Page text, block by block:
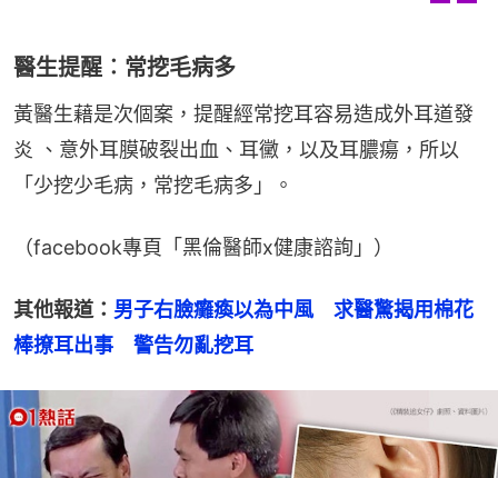
醫生提醒︰常挖毛病多
黃醫生藉是次個案，提醒經常挖耳容易造成外耳道發
炎 、意外耳膜破裂出血、耳黴，以及耳膿瘍，所以
「少挖少毛病，常挖毛病多」。
（facebook專頁「黑倫醫師x健康諮詢」）
其他報道： 男子右臉癱瘓以為中風　求醫驚揭用棉花
棒撩耳出事　警告勿亂挖耳